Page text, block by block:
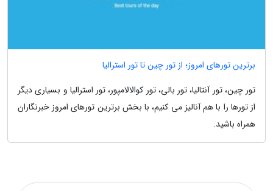
برترین تورهای امروز؛ از تور چین تا تور استرالیا
تور چین، تور آنتالیا، تور بالی، تور کوالالامپور، تور استرالیا و بسیاری دیگر
از تورها را با هم آنالیز می کنیم، با بخش برترین تورهای امروز خبرنگاران
همراه باشید.